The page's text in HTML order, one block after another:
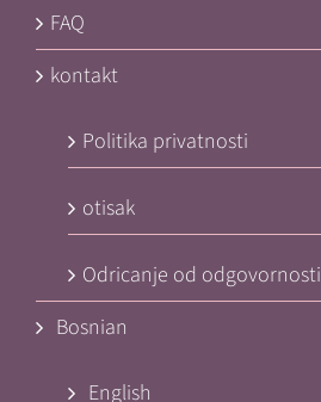
FAQ
kontakt
Politika privatnosti
otisak
Odricanje od odgovornosti
Bosnian
English